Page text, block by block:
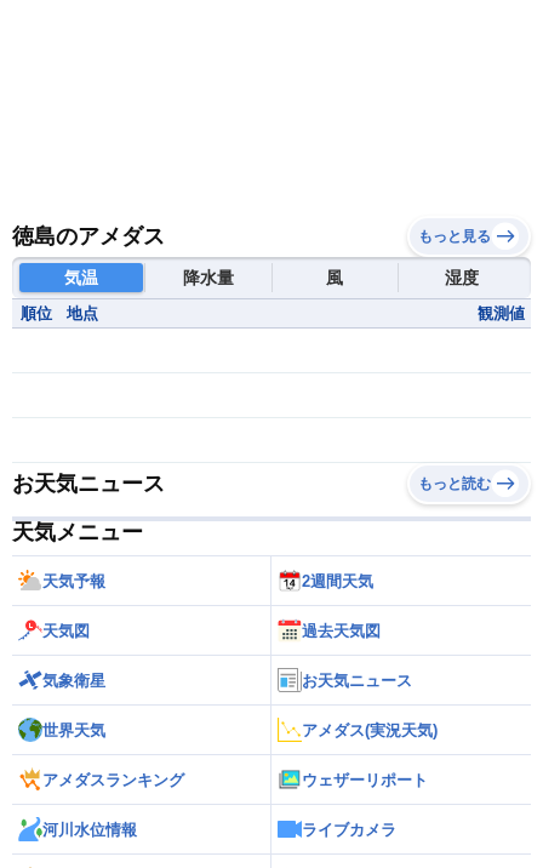
徳島のアメダス もっと見る
気温 降水量 風 湿度
順位 地点 観測値
お天気ニュース もっと読む
天気メニュー
天気予報 2週間天気
天気図 過去天気図
気象衛星 お天気ニュース
世界天気 アメダス(実況天気)
アメダスランキング ウェザーリポート
河川水位情報 ライブカメラ